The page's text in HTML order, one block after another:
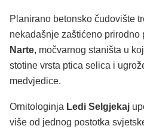
Planirano betonsko čudovište
nekadašnje zaštićeno prirodno
Narte, močvarnog staništa u
stotine vrsta ptica selica i
medvjedice.
Ornitologinja Ledi Selgjekaj
više od jednog postotka